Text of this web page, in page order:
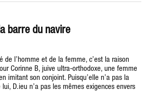
barre du navire
de l’homme et de la femme, c’est la raison
Corinne B, juive ultra-orthodoxe, une femme
imitant son conjoint. Puisqu’elle n’a pas la
D.ieu n’a pas les mêmes exigences envers